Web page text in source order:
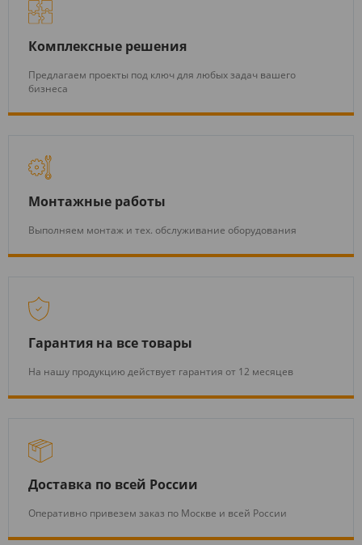
Комплексные решения
Предлагаем проекты под ключ для любых задач вашего
бизнеса
Монтажные работы
Выполняем монтаж и тех. обслуживание оборудования
Гарантия на все товары
На нашу продукцию действует гарантия от 12 месяцев
Доставка по всей России
Оперативно привезем заказ по Москве и всей России